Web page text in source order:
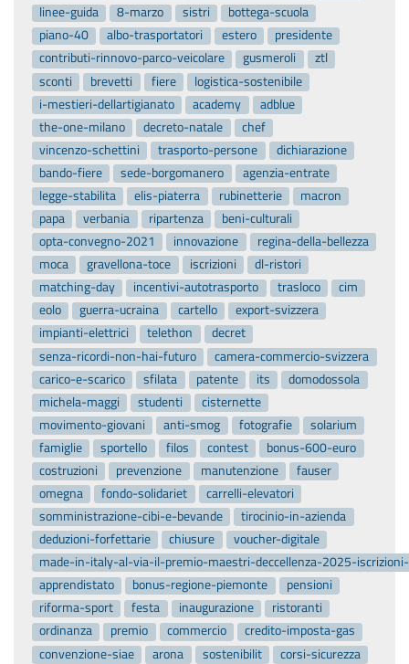
linee-guida
8-marzo sistri
bottega-scuola
piano-40
albo-trasportatori estero
presidente
contributi-rinnovo-parco-veicolare
gusmeroli
ztl
sconti
brevetti fiere
logistica-sostenibile
i-mestieri-dellartigianato
academy
adblue
the-one-milano
decreto-natale
chef
vincenzo-schettini
trasporto-persone
dichiarazione
bando-fiere
sede-borgomanero
agenzia-entrate
legge-stabilita
elis-piaterra rubinetterie
macron
papa
verbania ripartenza
beni-culturali
opta-convegno-2021
innovazione
regina-della-bellezza
moca
gravellona-toce iscrizioni
dl-ristori
matching-day
incentivi-autotrasporto trasloco
cim
eolo
guerra-ucraina cartello
export-svizzera
impianti-elettrici
telethon
decret
senza-ricordi-non-hai-futuro
camera-commercio-svizzera
carico-e-scarico
sfilata patente its
domodossola
michela-maggi
studenti
cisternette
movimento-giovani
anti-smog fotografie
solarium
famiglie
sportello filos contest
bonus-600-euro
costruzioni
prevenzione manutenzione
fauser
omegna
fondo-solidariet
carrelli-elevatori
somministrazione-cibi-e-bevande
tirocinio-in-azienda
deduzioni-forfettarie
chiusure
voucher-digitale
made-in-italy-al-via-il-premio-maestri-deccellenza-2025-
apprendistato
bonus-regione-piemonte
pensioni
riforma-sport
festa inaugurazione
ristoranti
ordinanza
premio commercio
credito-imposta-gas
convenzione-siae
arona sostenibilit
corsi-sicurezza